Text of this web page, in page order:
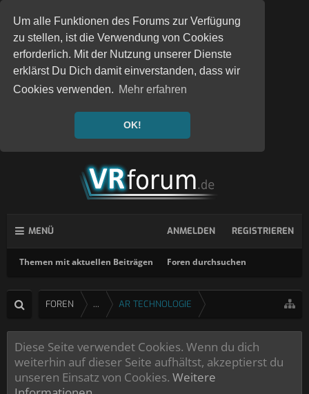
Um alle Funktionen des Forums zur Verfügung
zu stellen, ist die Verwendung von Cookies
erforderlich. Mit der Nutzung unserer Dienste
erklärst Du Dich damit einverstanden, dass wir
Cookies verwenden. Mehr erfahren
OK!
MENÜ
Themen mit aktuellen Beiträgen Foren durchsuchen
ANMELDEN REGISTRIEREN
FOREN ... AR TECHNOLOGIE
Diese Seite verwendet Cookies. Wenn du dich
weiterhin auf dieser Seite aufhältst, akzeptierst du
unseren Einsatz von Cookies. Weitere